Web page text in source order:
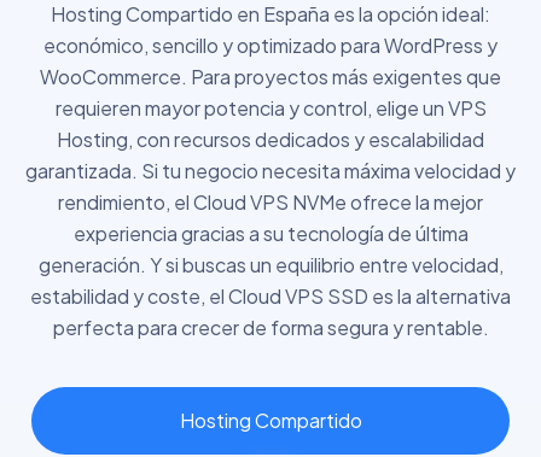
Hosting Compartido en España es la opción ideal:
económico, sencillo y optimizado para WordPress y
WooCommerce. Para proyectos más exigentes que
requieren mayor potencia y control, elige un VPS
Hosting, con recursos dedicados y escalabilidad
garantizada. Si tu negocio necesita máxima velocidad y
rendimiento, el Cloud VPS NVMe ofrece la mejor
experiencia gracias a su tecnología de última
generación. Y si buscas un equilibrio entre velocidad,
estabilidad y coste, el Cloud VPS SSD es la alternativa
perfecta para crecer de forma segura y rentable.
Hosting Compartido